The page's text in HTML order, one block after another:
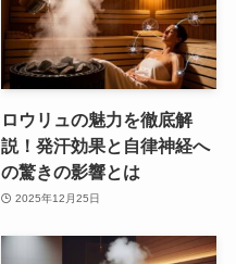
ロウリュの魅力を徹底解
説！発汗効果と自律神経へ
の驚きの影響とは
2025年12月25日